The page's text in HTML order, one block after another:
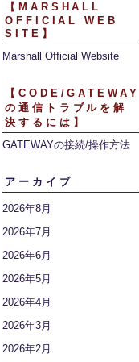
【MARSHALL
OFFICIAL WEB
SITE】
Marshall Official Website
【CODE/GATEWAY
の通信トラブルを解
決するには】
GATEWAYの接続/操作方法
アーカイブ
2026年8月
2026年7月
2026年6月
2026年5月
2026年4月
2026年3月
2026年2月